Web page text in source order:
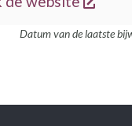
Datum van de laatste